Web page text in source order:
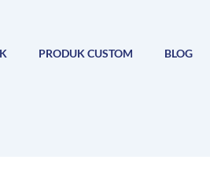
PRODUK CUSTOM BLOG